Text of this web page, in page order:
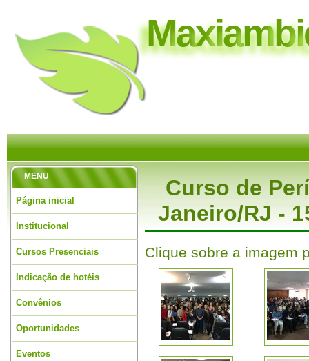
Maxiambi
MENU
Página inicial
Institucional
Cursos Presenciais
Indicação de hotéis
Convênios
Oportunidades
Eventos
Curso de
Janeiro/RJ -
Clique sobre a imagem